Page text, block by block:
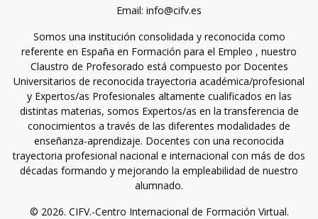
Email: info@cifv.es
Somos una institución consolidada y reconocida como
referente en España en Formación para el Empleo , nuestro
Claustro de Profesorado está compuesto por Docentes
Universitarios de reconocida trayectoria académica/profesional
y Expertos/as Profesionales altamente cualificados en las
distintas materias, somos Expertos/as en la transferencia de
conocimientos a través de las diferentes modalidades de
enseñanza-aprendizaje. Docentes con una reconocida
trayectoria profesional nacional e internacional con más de dos
décadas formando y mejorando la empleabilidad de nuestro
alumnado.
© 2026. CIFV.-Centro Internacional de Formación Virtual.